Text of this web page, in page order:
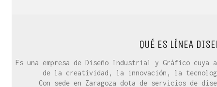
QUÉ ES LÍNEA
Es una empresa de Diseño Industrial y Gráfico
de la creatividad, la innovación, la
Con sede en Zaragoza dota de servicios de